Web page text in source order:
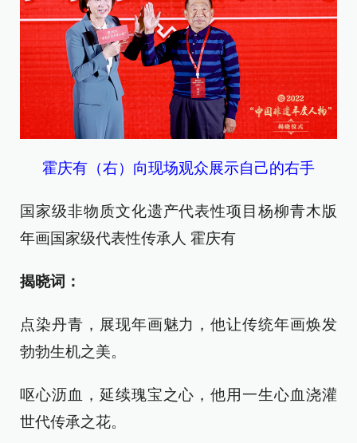
霍庆有（右）向现场观众展示自己的右手
国家级非物质文化遗产代表性项目杨柳青木版
年画国家级代表性传承人 霍庆有
揭晓词：
点染丹青，展现年画魅力，他让传统年画焕发
勃勃生机之美。
呕心沥血，延续瑰宝之心，他用一生心血浇灌
世代传承之花。